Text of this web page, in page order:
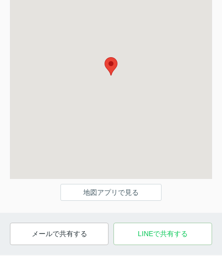
地図アプリで見る
メールで共有する LINEで共有する